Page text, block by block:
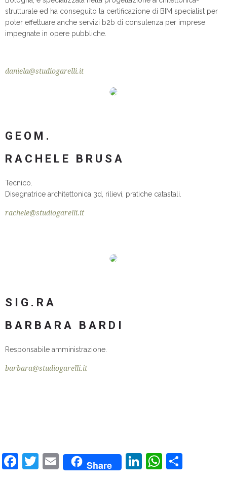
strutturale ed ha conseguito la certificazione di BIM specialist per
poter effettuare anche servizi b2b di consulenza per imprese
impegnate in opere pubbliche.
daniela@studiogarelli.it
GEOM.
RACHELE BRUSA
Tecnico.
Disegnatrice architettonica 3d, rilievi, pratiche catastali.
rachele@studiogarelli.it
SIG.RA
BARBARA BARDI
Responsabile amministrazione.
barbara@studiogarelli.it
Facebook
Twitter
EmailShare LinkedIn